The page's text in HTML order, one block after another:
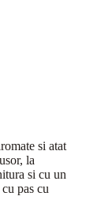
si atat
la
si cu un
pas cu